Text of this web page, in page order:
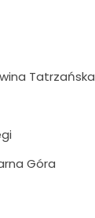
Tatrzańska
Góra